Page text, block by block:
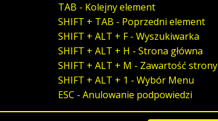
TAB - Kolejny element
SHIFT + TAB - Poprzedni element
SHIFT + ALT + F - Wyszukiwarka
SHIFT + ALT + H - Strona główna
SHIFT + ALT + M - Zawartość strony
SHIFT + ALT + 1 - Wybór Menu
ESC - Anulowanie podpowiedzi